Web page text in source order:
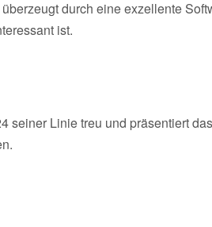
durch eine exzellente
ist.
seiner Linie treu und präsentiert